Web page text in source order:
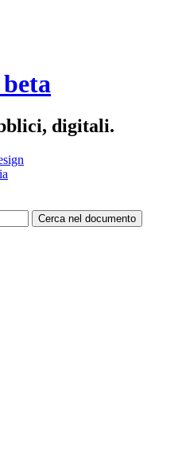
beta
digitali.
Cerca nel documento